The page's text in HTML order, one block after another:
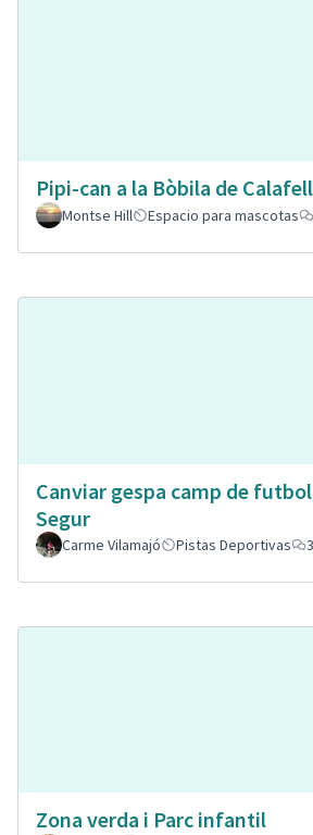
Pipi-can a la Bòbila de Calafell
Montse Hill
Espacio para mascotas
Canviar gespa camp de
Segur
Carme Vilamajó Pistas Deportivas 3
Zona verda i Parc infantil